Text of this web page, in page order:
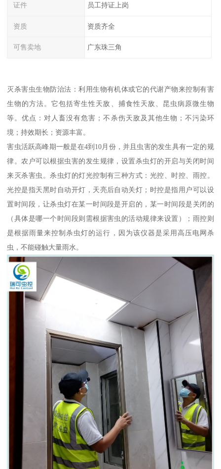
证件 员工持证上岗
资质 资质齐全
可售卖地 广东珠三角
灭杀害虫生物防治法：利用生物有机体或它的代谢产物来控制有害
生物的方法。它包括寄生性天敌、捕食性天敌、昆虫病原微生物
等。优点：对人畜没有危害；不杀伤天敌及其他生物；不污染环
境；持效期长；资源丰富。
害虫活跃高峰期一般是在4到10月份，并且虫害的发生具有一定的规
律。农户可以根据虫害的发生规律，设置杀虫灯的开启与关闭时间
来灭杀害虫。杀虫灯的灯光控制有三种方式：光控、时控、雨控。
光控是指天黑时自动开灯，天亮后自动关灯；时控是指用户可以设
置时间段，让杀虫灯在某一时间段是开启的，某一时间段是关闭的
（具体是哪一个时间段则需根据害虫的活动规律来设置）；雨控则
是根据雨量来控制杀虫灯的运行，因为该仪器是采用高压电网杀
虫，不能碰触大量雨水。